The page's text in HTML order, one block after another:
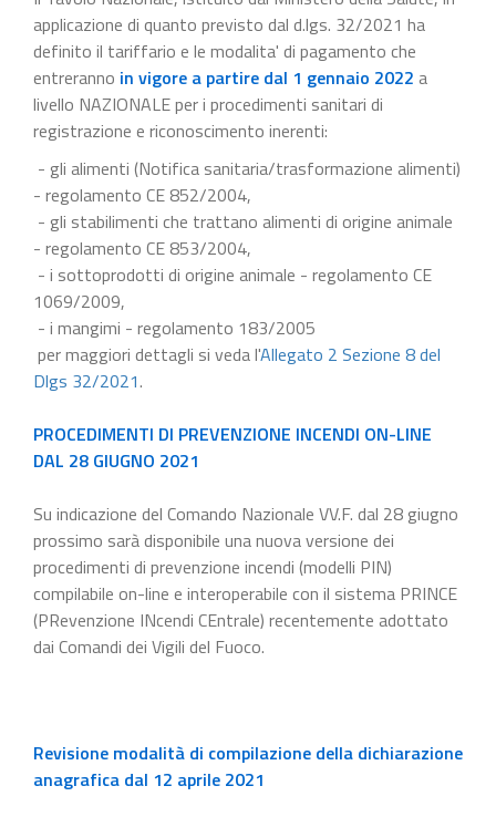
applicazione di quanto previsto dal d.lgs. 32/2021 ha
definito il tariffario e le modalita' di pagamento che
entreranno in vigore a partire dal 1 gennaio 2022 a
livello NAZIONALE per i procedimenti sanitari di
registrazione e riconoscimento inerenti:
- gli alimenti (Notifica sanitaria/trasformazione alimenti)
- regolamento CE 852/2004,
- gli stabilimenti che trattano alimenti di origine animale
- regolamento CE 853/2004,
- i sottoprodotti di origine animale - regolamento CE
1069/2009,
- i mangimi - regolamento 183/2005
per maggiori dettagli si veda l'Allegato 2 Sezione 8 del
Dlgs 32/2021.
PROCEDIMENTI DI PREVENZIONE INCENDI ON-LINE
DAL 28 GIUGNO 2021
Su indicazione del Comando Nazionale VV.F. dal 28 giugno
prossimo sarà disponibile una nuova versione dei
procedimenti di prevenzione incendi (modelli PIN)
compilabile on-line e interoperabile con il sistema PRINCE
(PRevenzione INcendi CEntrale) recentemente adottato
dai Comandi dei Vigili del Fuoco.
Revisione modalità di compilazione della dichiarazione
anagrafica dal 12 aprile 2021